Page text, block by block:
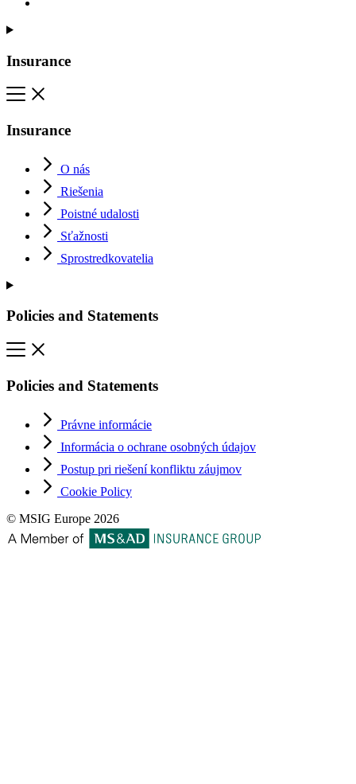
Insurance
Insurance
O nás
Riešenia
Poistné udalosti
Sťažnosti
Sprostredkovatelia
Policies and Statements
Policies and Statements
Právne informácie
Informácia o ochrane osobných údajov
Postup pri riešení konfliktu záujmov
Cookie Policy
© MSIG Europe 2026